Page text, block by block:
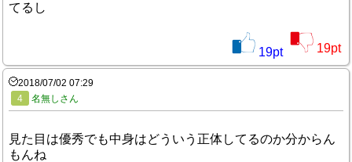
てるし
19pt 19pt
2018/07/02 07:29
4
名無しさん
見た目は優秀でも中身はどういう正体してるのか分からん
もんね